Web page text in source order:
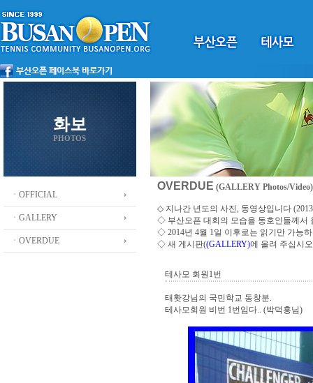
화보
PHOTOS
ㆍOFFICIAL
ㆍGALLERY
ㆍOVERDUE
OVERDUE (GALLERY Photos/Video)
◇ 지나간 년도의 사진, 동영상입니다
◇ 부산오픈 대회의 모습을 동호인들께서
◇ 2014년 4월 1일 이후로는 읽기만 가능
◇ 새 게시판((GALLERY)에 올려 주십시오
테사모 회원1번
태홧강님의 국민학교 동창분.
테사모회원 비번 1번임다.. (박덕홍님)